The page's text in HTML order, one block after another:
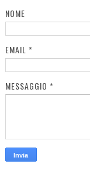
NOME
EMAIL *
MESSAGGIO *